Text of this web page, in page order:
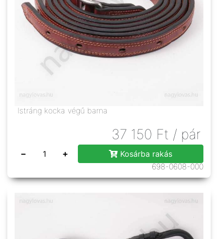
Istráng kocka végű barna
37 150 Ft / pár
− +
Kosárba rakás
698-0608-000